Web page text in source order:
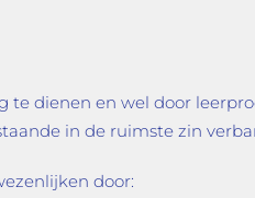
dienen en wel door
in de ruimste zin
door: